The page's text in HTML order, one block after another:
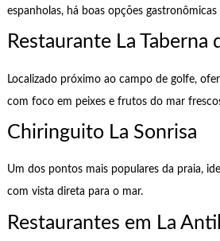
espanholas, há boas opções gastronômicas
Restaurante La Taberna
Localizado próximo ao campo de golfe,
com foco em peixes e frutos do mar
Chiringuito La Sonrisa
Um dos pontos mais populares da praia,
com vista direta para o mar.
Restaurantes em La